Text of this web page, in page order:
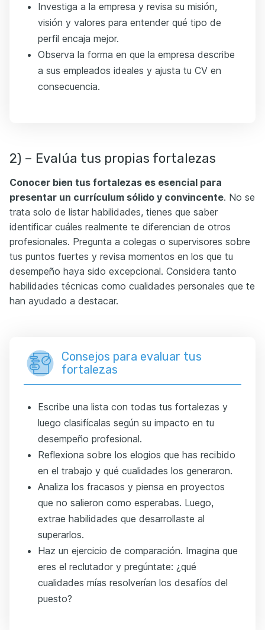
Investiga a la empresa y revisa su misión,
visión y valores para entender qué tipo de
perfil encaja mejor.
Observa la forma en que la empresa describe
a sus empleados ideales y ajusta tu CV en
consecuencia.
2) – Evalúa tus propias fortalezas
Conocer bien tus fortalezas es esencial para
presentar un currículum sólido y convincente. No se
trata solo de listar habilidades, tienes que saber
identificar cuáles realmente te diferencian de otros
profesionales. Pregunta a colegas o supervisores sobre
tus puntos fuertes y revisa momentos en los que tu
desempeño haya sido excepcional. Considera tanto
habilidades técnicas como cualidades personales que te
han ayudado a destacar.
Consejos para evaluar tus
fortalezas
Escribe una lista con todas tus fortalezas y
luego clasifícalas según su impacto en tu
desempeño profesional.
Reflexiona sobre los elogios que has recibido
en el trabajo y qué cualidades los generaron.
Analiza los fracasos y piensa en proyectos
que no salieron como esperabas. Luego,
extrae habilidades que desarrollaste al
superarlos.
Haz un ejercicio de comparación. Imagina que
eres el reclutador y pregúntate: ¿qué
cualidades mías resolverían los desafíos del
puesto?